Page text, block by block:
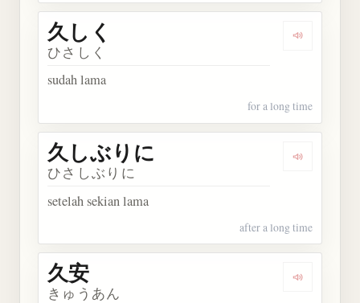
Dengarkan
久しく
ひさしく
sudah lama
for a long time
Dengarkan
久しぶりに
ひさしぶりに
setelah sekian lama
after a long time
Dengarkan
久安
きゅうあん